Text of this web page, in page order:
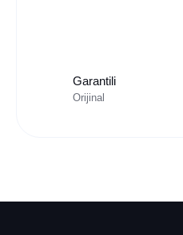
Garantili
Orijinal